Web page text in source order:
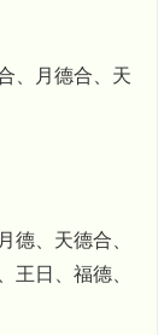
、月德合、天
德、天德合、
王日、福德、